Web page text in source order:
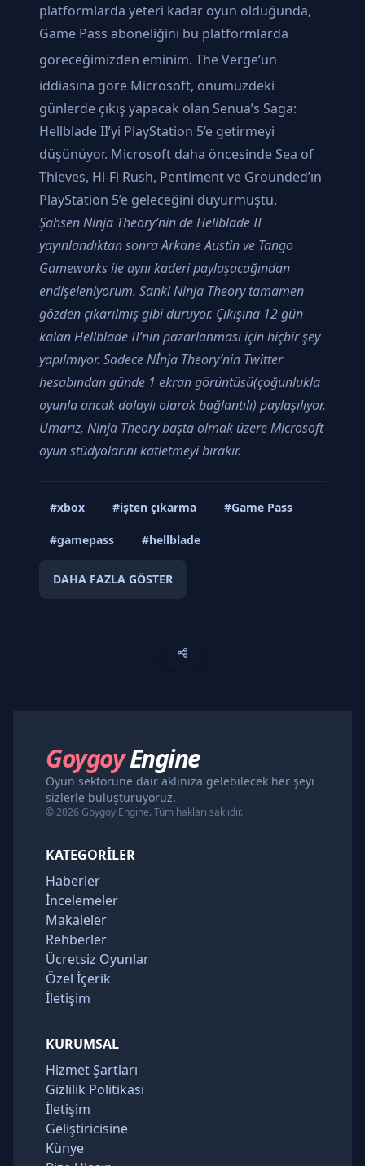
platformlarda yeteri kadar oyun olduğunda,
Game Pass aboneliğini bu platformlarda
göreceğimizden eminim. The Verge‘ün
iddiasına göre Microsoft, önümüzdeki
günlerde çıkış yapacak olan Senua’s Saga:
Hellblade II’yi PlayStation 5’e getirmeyi
düşünüyor. Microsoft daha öncesinde Sea of
Thieves, Hi-Fi Rush, Pentiment ve Grounded’ın
PlayStation 5’e geleceğini duyurmuştu.
Şahsen Ninja Theory’nin de Hellblade II
yayınlandıktan sonra Arkane Austin ve Tango
Gameworks ile aynı kaderi paylaşacağından
endişeleniyorum. Sanki Ninja Theory tamamen
gözden çıkarılmış gibi duruyor. Çıkışına 12 gün
kalan Hellblade II’nin pazarlanması için hiçbir şey
yapılmıyor. Sadece Nİnja Theory’nin Twitter
hesabından günde 1 ekran görüntüsü(çoğunlukla
oyunla ancak dolaylı olarak bağlantılı) paylaşılıyor.
Umarız, Ninja Theory başta olmak üzere Microsoft
oyun stüdyolarını katletmeyi bırakır.
#xbox #işten çıkarma #Game Pass
#gamepass #hellblade
DAHA FAZLA GÖSTER
GoygoyEngine
Oyun sektörüne dair aklınıza gelebilecek her şeyi
sizlerle buluşturuyoruz.
© 2026 Goygoy Engine. Tüm hakları saklıdır.
KATEGORILER
Haberler
İncelemeler
Makaleler
Rehberler
Ücretsiz Oyunlar
Özel İçerik
İletişim
KURUMSAL
Hizmet Şartları
Gizlilik Politikası
İletişim
Geliştiricisine
Künye